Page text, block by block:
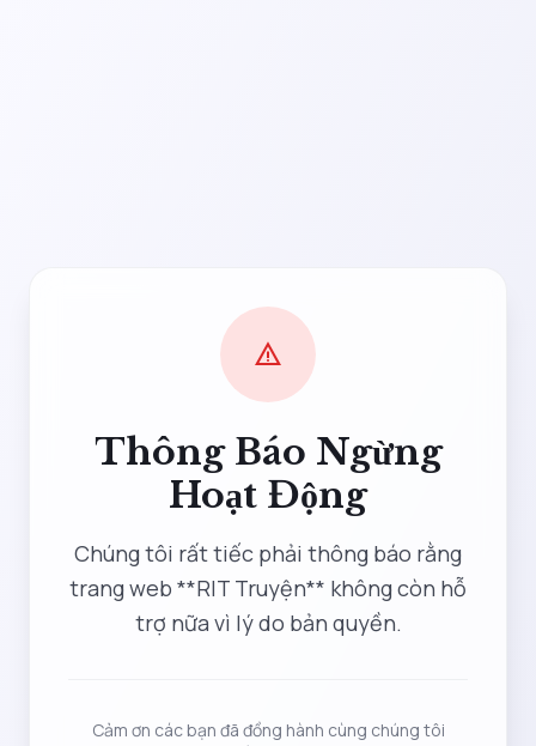
warning
Thông Báo Ngừng
Hoạt Động
Chúng tôi rất tiếc phải thông báo rằng
trang web **RIT Truyện** không còn hỗ
trợ nữa vì lý do bản quyền.
Cảm ơn các bạn đã đồng hành cùng chúng tôi